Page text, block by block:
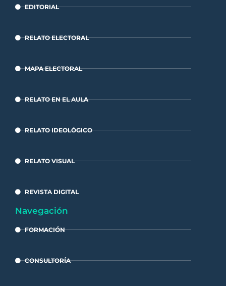
EDITORIAL
RELATO ELECTORAL
MAPA ELECTORAL
RELATO EN EL AULA
RELATO IDEOLÓGICO
RELATO VISUAL
REVISTA DIGITAL
Navegación
FORMACIÓN
CONSULTORÍA